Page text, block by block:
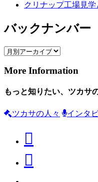
クリナップ工場見
バックナンバー
More Information
もっと知りたい、ツカサ
ツカサの人々 インタ